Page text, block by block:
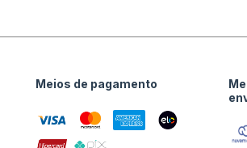
Meios de pagamento